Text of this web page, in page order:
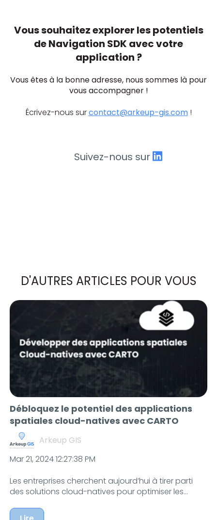
Vous souhaitez explorer les potentiels
de Navigation SDK avec votre
application ?
Vous êtes à la bonne adresse, nous sommes là pour
vous accompagner !
Écrivez-nous surcontact@arkeup-gis.com!
Suivez-nous sur
D'AUTRES ARTICLES POUR VOUS
Débloquez le potentiel des applications
spatiales cloud-natives avec CARTO
Arkeup GIS
Mar 21, 2024 12:27:38 PM
Les entreprises cherchent aujourd’hui à tirer parti
des solutions cloud-natives pour optimiser les...